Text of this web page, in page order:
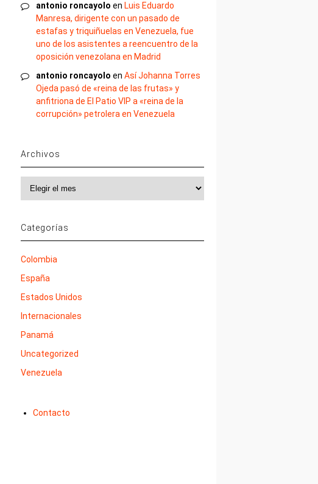
antonio roncayolo en Luis Eduardo
Manresa, dirigente con un pasado de
estafas y triquiñuelas en Venezuela, fue
uno de los asistentes a reencuentro de la
oposición venezolana en Madrid
antonio roncayolo enAsí Johanna Torres
Ojeda pasó de «reina de las frutas» y
anfitriona de El Patio VIP a «reina de la
corrupción» petrolera en Venezuela
Archivos
Categorías
Colombia
España
Estados Unidos
Internacionales
Panamá
Uncategorized
Venezuela
Contacto